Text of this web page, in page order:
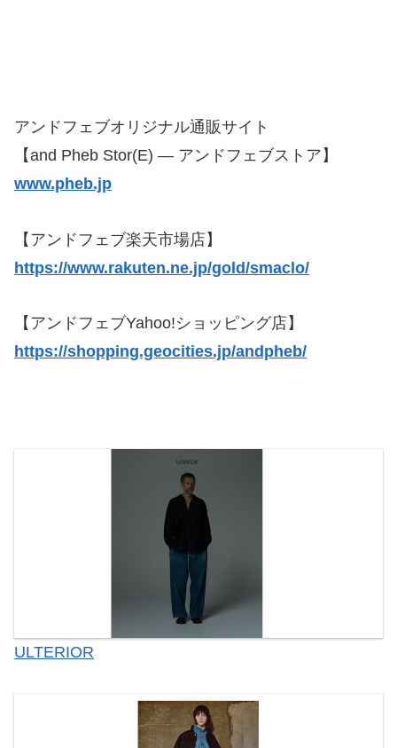
アンドフェブオリジナル通販サイト
【and Pheb Stor(E) — アンドフェブストア】
www.pheb.jp
【アンドフェブ楽天市場店】
https://www.rakuten.ne.jp/gold/smaclo/
【アンドフェブYahoo!ショッピング店】
https://shopping.geocities.jp/andpheb/
ULTERIOR